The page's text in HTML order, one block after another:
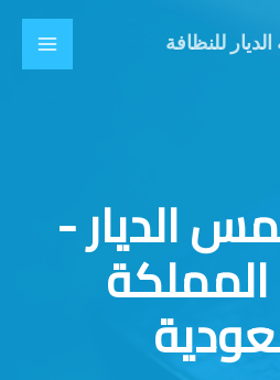
للنظافة
Main
الديار -
المملكة